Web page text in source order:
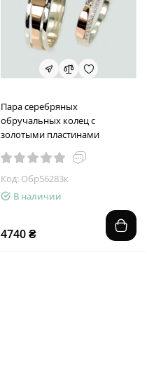
Пара серебряных
обручальных колец с
золотыми пластинами
Код: Обр56283к
В наличии
4740 ₴